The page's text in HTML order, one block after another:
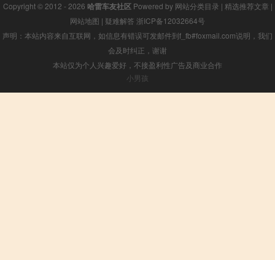
Copyright © 2012 - 2026 哈雷车友社区Powered by 网站分类目录 | 精选推荐文章 |
网站地图 | 疑难解答 浙ICP备12032664号
声明：本站内容来自互联网，如信息有错误可发邮件到f_fb#foxmail.com说明，我们
会及时纠正，谢谢
本站仅为个人兴趣爱好，不接盈利性广告及商业合作
小男孩